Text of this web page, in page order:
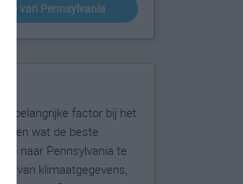
van Pennsylvania
belangrijke factor bij het
wat de beste
om naar Pennsylvania te
van klimaatgegevens,